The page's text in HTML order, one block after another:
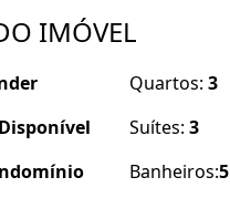
IMÓVEL
Disponível
Quartos:3
Suítes:3
Banheiros:5